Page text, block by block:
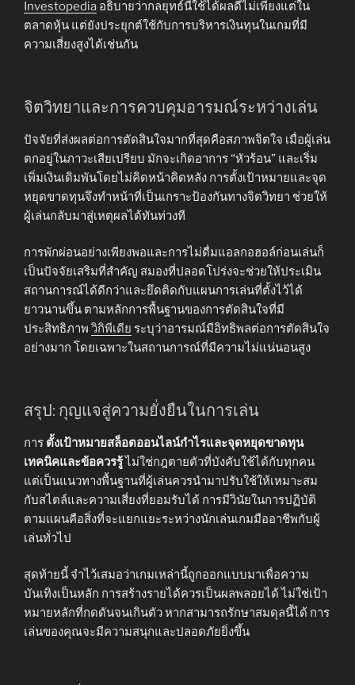
Investopedia อธิบายว่ากลยุทธ์นี้ใช้ได้ผลดีไม่เพียงแต่ใน
ตลาดหุ้น แต่ยังประยุกต์ใช้กับการบริหารเงินทุนในเกมที่มี
ความเสี่ยงสูงได้เช่นกัน
จิตวิทยาและการควบคุมอารมณ์ระหว่างเล่น
ปัจจัยที่ส่งผลต่อการตัดสินใจมากที่สุดคือสภาพจิตใจ เมื่อผู้เล่น
ตกอยู่ในภาวะเสียเปรียบ มักจะเกิดอาการ “หัวร้อน” และเริ่ม
เพิ่มเงินเดิมพันโดยไม่คิดหน้าคิดหลัง การตั้งเป้าหมายและจุด
หยุดขาดทุนจึงทำหน้าที่เป็นเกราะป้องกันทางจิตวิทยา ช่วยให้
ผู้เล่นกลับมาสู่เหตุผลได้ทันท่วงที
การพักผ่อนอย่างเพียงพอและการไม่ดื่มแอลกอฮอล์ก่อนเล่นก็
เป็นปัจจัยเสริมที่สำคัญ สมองที่ปลอดโปร่งจะช่วยให้ประเมิน
สถานการณ์ได้ดีกว่าและยึดติดกับแผนการเล่นที่ตั้งไว้ได้
ยาวนานขึ้น ตามหลักการพื้นฐานของการตัดสินใจที่มี
ประสิทธิภาพ วิกิพีเดีย ระบุว่าอารมณ์มีอิทธิพลต่อการตัดสินใจ
อย่างมาก โดยเฉพาะในสถานการณ์ที่มีความไม่แน่นอนสูง
สรุป: กุญแจสู่ความยั่งยืนในการเล่น
การ ตั้งเป้าหมายสล็อตออนไลน์กำไรและจุดหยุดขาดทุน
เทคนิคและข้อควรรู้ไม่ใช่กฎตายตัวที่บังคับใช้ได้กับทุกคน
แต่เป็นแนวทางพื้นฐานที่ผู้เล่นควรนำมาปรับใช้ให้เหมาะสม
กับสไตล์และความเสี่ยงที่ยอมรับได้ การมีวินัยในการปฏิบัติ
ตามแผนคือสิ่งที่จะแยกแยะระหว่างนักเล่นเกมมืออาชีพกับผู้
เล่นทั่วไป
สุดท้ายนี้ จำไว้เสมอว่าเกมเหล่านี้ถูกออกแบบมาเพื่อความ
บันเทิงเป็นหลัก การสร้างรายได้ควรเป็นผลพลอยได้ ไม่ใช่เป้า
หมายหลักที่กดดันจนเกินตัว หากสามารถรักษาสมดุลนี้ได้ การ
เล่นของคุณจะมีความสนุกและปลอดภัยยิ่งขึ้น